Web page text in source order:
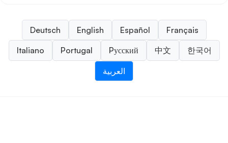
Deutsch English Español
Français
Italiano
Portugal Pусский 中文 한국어
العربية